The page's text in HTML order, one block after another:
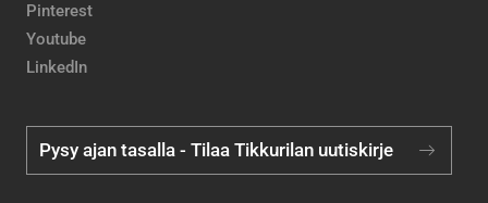
Pinterest
Youtube
LinkedIn
Pysy ajan tasalla - Tilaa Tikkurilan uutiskirje